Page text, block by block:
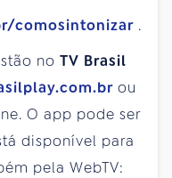
comosintonizar .
no TV Brasil
ou
O app pode ser
disponível para
pela WebTV: